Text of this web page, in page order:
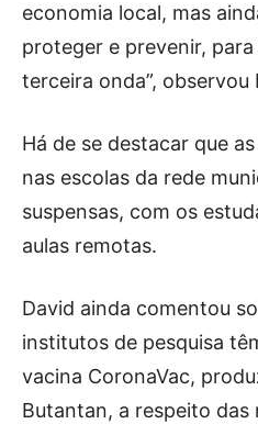
economia local, mas
proteger e prevenir,
terceira onda”, observou
Há de se destacar que
nas escolas da rede
suspensas, com os
aulas remotas.
David ainda comentou
institutos de pesquisa
vacina CoronaVac,
Butantan, a respeito das